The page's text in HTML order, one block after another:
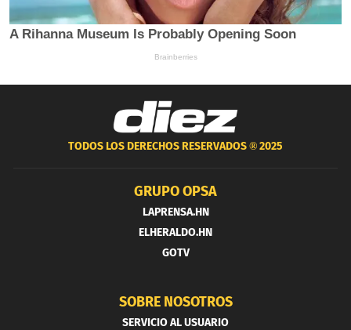
TODOS LOS DERECHOS RESERVADOS ®2025
GRUPO OPSA
LAPRENSA.HN
ELHERALDO.HN
GOTV
SOBRE NOSOTROS
SERVICIO AL USUARIO